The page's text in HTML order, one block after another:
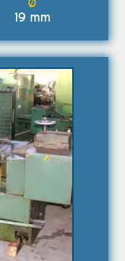
19 mm